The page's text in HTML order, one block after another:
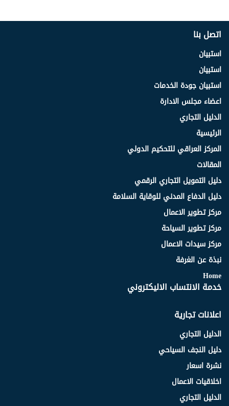
اتصل بنا
استبيان
استبيان
استبيان جودة الخدمات
اعضاء مجلس الادارة
الدليل التجاري
الرئيسية
المركز العراقي للتحكيم الدولي
المقالات
دليل التمويل التجاري الرقمي
دليل الدفاع المدني للوقاية السلامة
مركز تطوير الاعمال
مركز تطوير السياحة
مركز سيدات الاعمال
نبذة عن الغرفة
Home
خدمة الانتساب الاليكتروني
اعلانات تجارية
الدليل التجاري
دليل النجف السياحي
نشرة اسعار
اخلاقيات الاعمال
الدليل التجاري